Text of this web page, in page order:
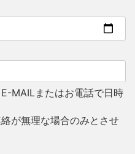
MAILまたはお電話で日時
が無理な場合のみとさせ